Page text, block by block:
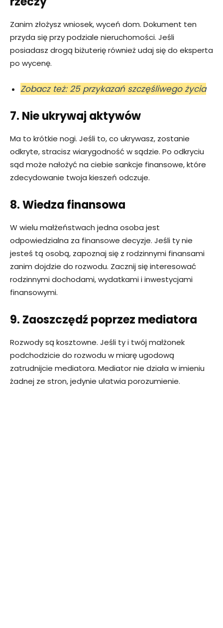
Zanim złożysz wniosek, wyceń dom. Dokument ten
przyda się przy podziale nieruchomości. Jeśli
posiadasz drogą biżuterię również udaj się do eksperta
po wycenę.
Zobacz też: 25 przykazań szczęśliwego życia
7. Nie ukrywaj aktywów
Ma to krótkie nogi. Jeśli to, co ukrywasz, zostanie
odkryte, stracisz wiarygodność w sądzie. Po odkryciu
sąd może nałożyć na ciebie sankcje finansowe, które
zdecydowanie twoja kieszeń odczuje.
8. Wiedza finansowa
W wielu małżeństwach jedna osoba jest
odpowiedzialna za finansowe decyzje. Jeśli ty nie
jesteś tą osobą, zapoznaj się z rodzinnymi finansami
zanim dojdzie do rozwodu. Zacznij się interesować
rodzinnymi dochodami, wydatkami i inwestycjami
finansowymi.
9. Zaoszczędź poprzez mediatora
Rozwody są kosztowne. Jeśli ty i twój małżonek
podchodzicie do rozwodu w miarę ugodową
zatrudnijcie mediatora. Mediator nie działa w imieniu
żadnej ze stron, jedynie ułatwia porozumienie.